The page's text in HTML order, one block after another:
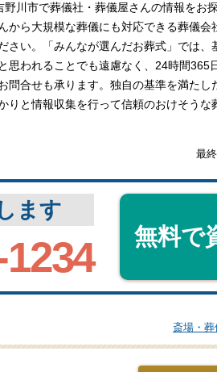
川市で葬儀社・葬儀屋さんの情報をお
ら大規模な葬儀にも対応できる葬儀会
い。「みんなが選んだお葬式」では、
われることでも遠慮なく、24時間365
合せも承ります。独自の基準を満たし
と情報収集を行って信頼のおけそうな
最
ます
無料で
斎場・葬